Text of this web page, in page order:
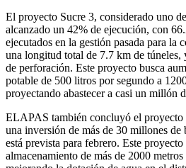
El proyecto Sucre 3, considerado uno
alcanzado un 42% de ejecución, con
ejecutados en la gestión pasada para la
una longitud total de 7.7 km de túneles,
de perforación. Este proyecto busca
potable de 500 litros por segundo a
proyectando abastecer a casi un millón
ELAPAS también concluyó el proyecto
una inversión de más de 30 millones de
está prevista para febrero. Este
almacenamiento de más de 2000